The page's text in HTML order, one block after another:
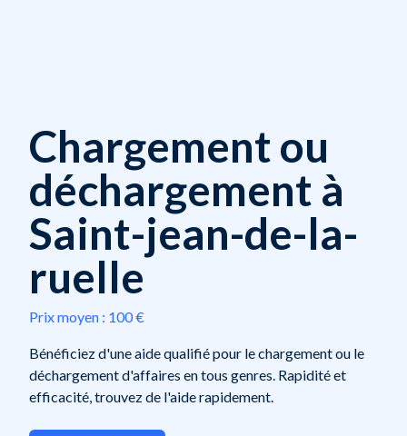
Chargement ou
déchargement à
Saint-jean-de-la-
ruelle
Prix moyen : 100 €
Bénéficiez d'une aide qualifié pour le chargement ou le
déchargement d'affaires en tous genres. Rapidité et
efficacité, trouvez de l'aide rapidement.